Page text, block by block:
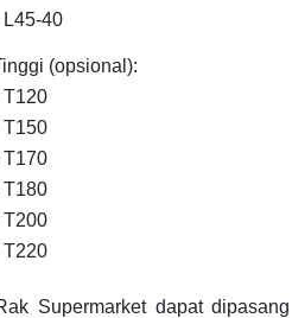
L45-40
(opsional):
T120
T150
T170
T180
T200
T220
Supermarket dapat